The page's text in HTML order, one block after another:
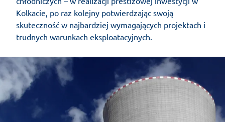
Kolkacie, po raz kolejny potwierdzając swoją
skuteczność w najbardziej wymagających projektach i
trudnych warunkach eksploatacyjnych.